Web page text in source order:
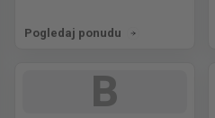
Pogledaj ponudu
B